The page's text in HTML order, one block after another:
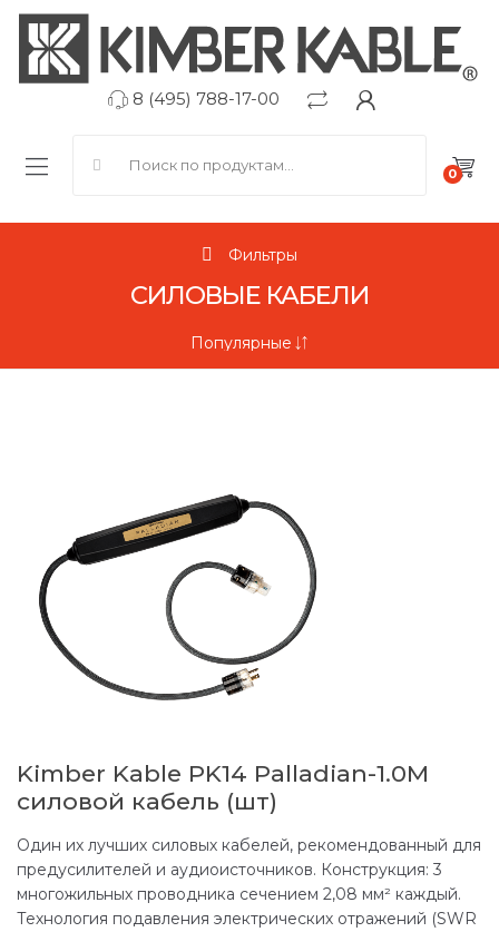
8 (495) 788-17-00
0
Фильтры
СИЛОВЫЕ КАБЕЛИ
Kimber Kable PK14 Palladian-1.0M
силовой кабель (шт)
Один их лучших силовых кабелей, рекомендованный для
предусилителей и аудиоисточников. Конструкция: 3
многожильных проводника сечением 2,08 мм² каждый.
Технология подавления электрических отражений (SWR